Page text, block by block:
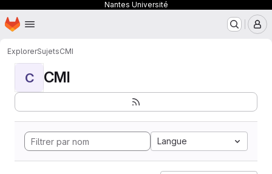
Nantes Université
Passer au contenu principal
Page d'accueil
ExplorerSujetsCMI
C CMI
Langue